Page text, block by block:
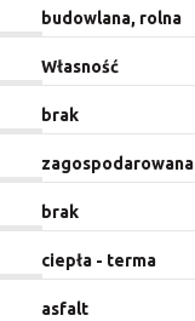
budowlana, rolna
Własność
brak
zagospodarowana
brak
ciepła - terma
asfalt